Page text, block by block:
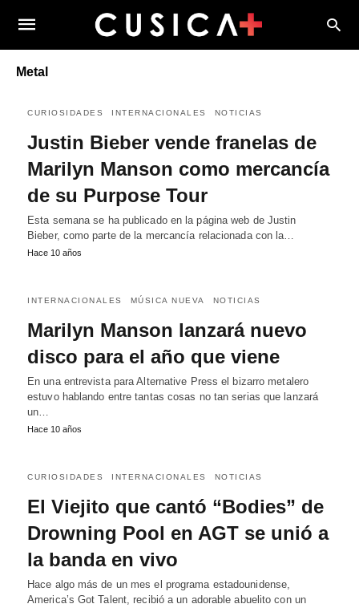
Metal
CURIOSIDADES INTERNACIONALES NOTICIAS
Justin Bieber vende franelas de
Marilyn Manson como mercancía
de su Purpose Tour
Esta semana se ha publicado en la página web de Justin
Bieber, como parte de la mercancía relacionada con la…
Hace 10 años
INTERNACIONALES MÚSICA NUEVA NOTICIAS
Marilyn Manson lanzará nuevo
disco para el año que viene
En una entrevista para Alternative Press el bizarro metalero
estuvo hablando entre tantas cosas no tan serias que lanzará
un…
Hace 10 años
CURIOSIDADES INTERNACIONALES NOTICIAS
El Viejito que cantó “Bodies” de
Drowning Pool en AGT se unió a
la banda en vivo
Hace algo más de un mes el programa estadounidense,
America’s Got Talent, recibió a un adorable abuelito con un